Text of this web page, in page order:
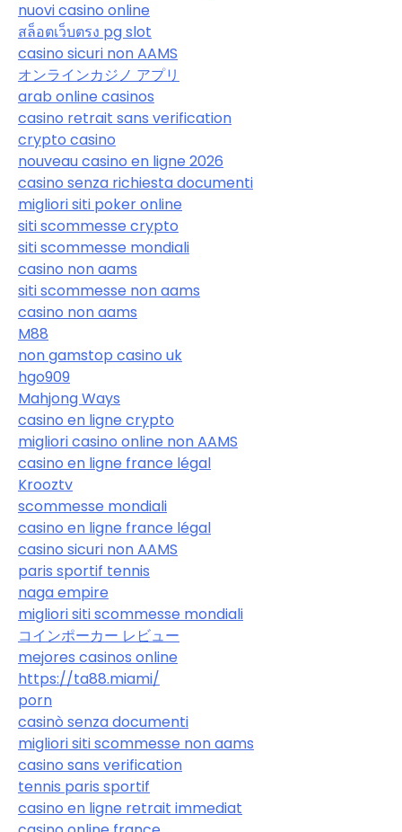
nuovi casino online
สล็อตเว็บตรง pg slot
casino sicuri non AAMS
オンラインカジノ アプリ
arab online casinos
casino retrait sans verification
crypto casino
nouveau casino en ligne 2026
casino senza richiesta documenti
migliori siti poker online
siti scommesse crypto
siti scommesse mondiali
casino non aams
siti scommesse non aams
casino non aams
M88
non gamstop casino uk
hgo909
Mahjong Ways
casino en ligne crypto
migliori casino online non AAMS
casino en ligne france légal
Krooztv
scommesse mondiali
casino en ligne france légal
casino sicuri non AAMS
paris sportif tennis
naga empire
migliori siti scommesse mondiali
コインポーカー レビュー
mejores casinos online
https://ta88.miami/
porn
casinò senza documenti
migliori siti scommesse non aams
casino sans verification
tennis paris sportif
casino en ligne retrait immediat